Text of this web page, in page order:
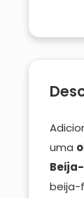
uma
beija-